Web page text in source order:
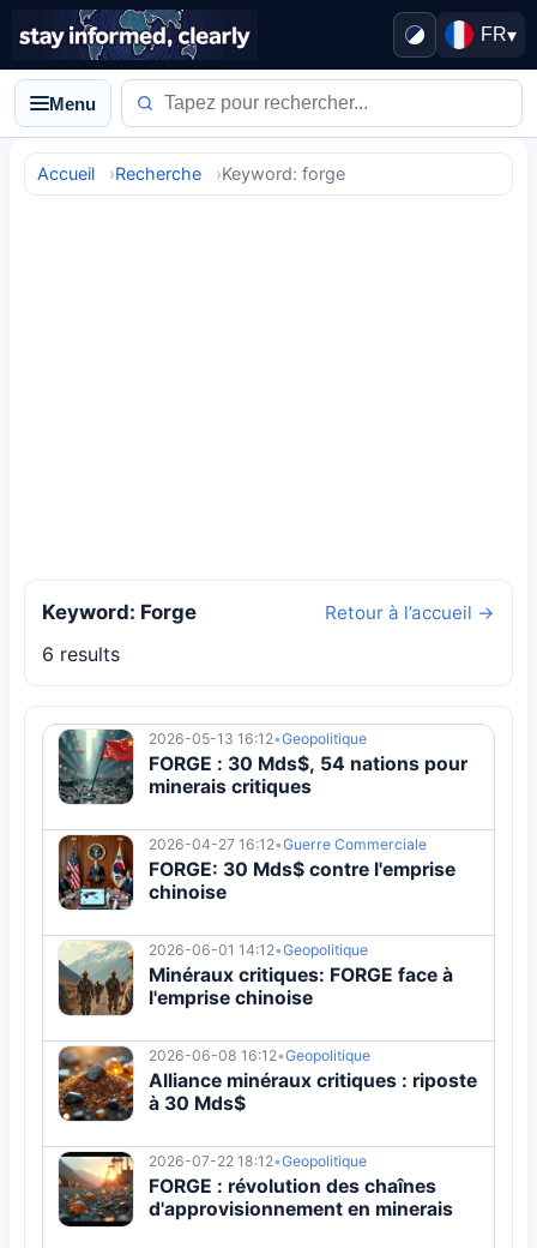
FR▾
Menu
Accueil Recherche Keyword: forge
Keyword: Forge Retour à l’accueil →
6 results
2026-05-13 16:12•Geopolitique
FORGE : 30 Mds$, 54 nations pour
minerais critiques
2026-04-27 16:12•Guerre Commerciale
FORGE: 30 Mds$ contre l'emprise
chinoise
2026-06-01 14:12•Geopolitique
Minéraux critiques: FORGE face à
l'emprise chinoise
2026-06-08 16:12•Geopolitique
Alliance minéraux critiques : riposte
à 30 Mds$
2026-07-22 18:12•Geopolitique
FORGE : révolution des chaînes
d'approvisionnement en minerais